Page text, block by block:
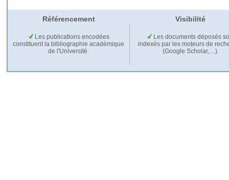
Référencement Visibilité
Les publications encodées
constituent la bibliographie académique
de l'Université.
Les documents déposés
indexés par les moteurs de
(Google Scholar,…).